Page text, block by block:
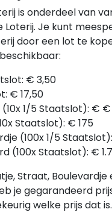
is onderdeel van
Loterij. Je kunt
door een lot te
€ 3,50
€ 17,50
1/5 Staatslot): €
Staatslot): € 175
(100x 1/5
(100x Staatslot): €
Straat, Boulevardje
je gegarandeerd
welke prijs dat is.